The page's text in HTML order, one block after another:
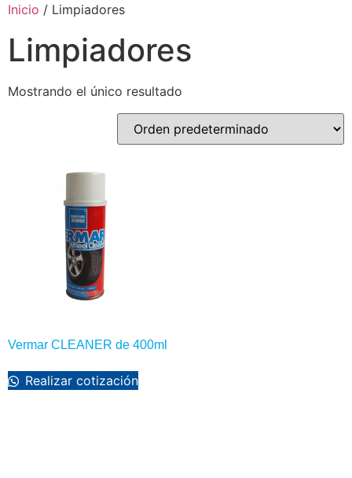
contenido
Inicio / Limpiadores
Limpiadores
Mostrando el único resultado
Vermar CLEANER de 400ml
Realizar cotización